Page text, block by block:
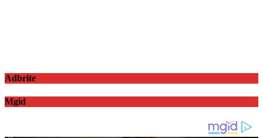
Adbrite
Mgid